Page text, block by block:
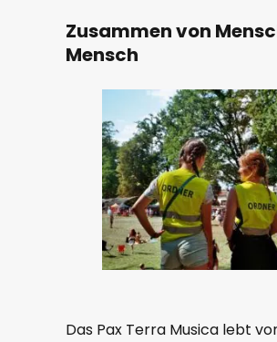
Zusammen von
Mensch
Das Pax Terra Musica lebt